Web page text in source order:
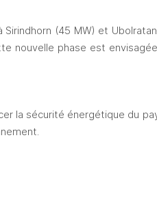
(45 MW) et
nouvelle phase est
la sécurité énergétique du